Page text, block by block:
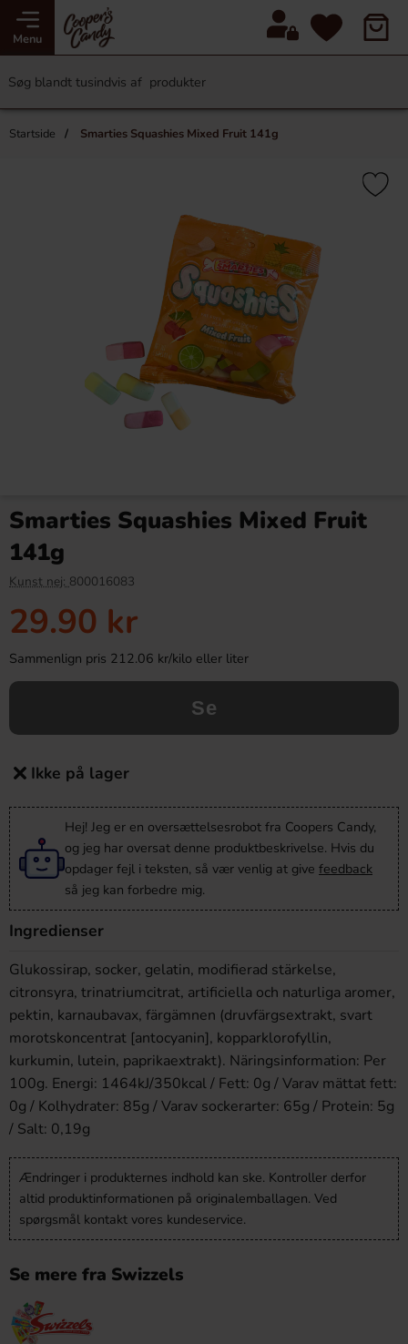
Menu
Startside Smarties Squashies Mixed Fruit 141g
Smarties Squashies Mixed Fruit
141g
Kunst nej: 800016083
29.90 kr
Sammenlign pris 212.06 kr/kilo eller liter
Se
Ikke på lager
Hej! Jeg er en oversættelsesrobot fra Coopers Candy,
og jeg har oversat denne produktbeskrivelse. Hvis du
opdager fejl i teksten, så vær venlig at give feedback
så jeg kan forbedre mig.
Ingredienser
Glukossirap, socker, gelatin, modifierad stärkelse,
citronsyra, trinatriumcitrat, artificiella och naturliga aromer,
pektin, karnaubavax, färgämnen (druvfärgs­extrakt, svart
morotskoncentrat [antocyanin], kopparklorofyllin,
kurkumin, lutein, paprikaextrakt). Näringsinformation: Per
100g. Energi: 1464kJ/350kcal / Fett: 0g / Varav mättat fett:
0g / Kolhydrater: 85g / Varav sockerarter: 65g / Protein: 5g
/ Salt: 0,19g
Ændringer i produkternes indhold kan ske. Kontroller derfor
altid produktinformationen på originalemballagen. Ved
spørgsmål kontakt vores kundeservice.
Se mere fra Swizzels